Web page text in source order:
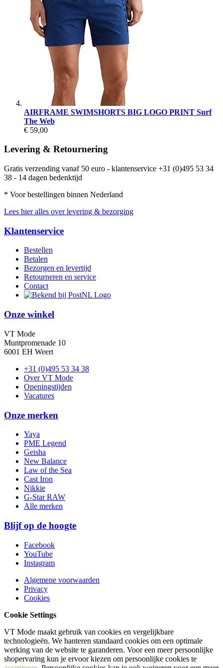
AIRFRAME SWIMSHORTS BIG LOGO PRINT Surf
The Web
€ 59,00
Levering & Retournering
Gratis verzending vanaf 50 euro - klantenservice +31 (0)495 53 34
38 - 14 dagen bedenktijd
* Voor bestellingen binnen Nederland
Lees hier alles over levering & bezorging
Klantenservice
Bestellen
Betalen
Bezorgen en levertijd
Retourneren en service
Contact
Onze winkel
VT Mode
Muntpromenade 10
6001 EH Weert
+31 (0)495 53 34 38
Over VT Mode
Openingstijden
Vacatures
Onze merken
Yaya
PME Legend
Geisha
New Balance
Law of the Sea
Cast Iron
Nikkie
G-Star RAW
Alle merken
Blijf op de hoogte
Facebook
YouTube
Instagram
Algemene voorwaarden
Privacy
Cookies
Cookie Settings
VT Mode maakt gebruik van cookies en vergelijkbare
technologieën. We hanteren standaard cookies om een optimale
werking van de website te garanderen. Voor een meer persoonlijke
shopervaring kun je ervoor kiezen om persoonlijke cookies te